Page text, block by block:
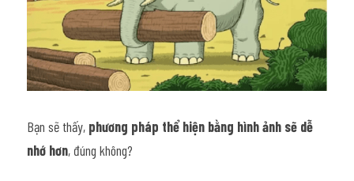
Bạn sẽ thấy, phương pháp thể hiện bằng hình ảnh sẽ dễ
nhớ hơn, đúng không?